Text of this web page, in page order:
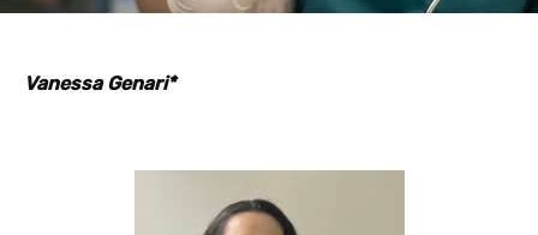
Vanessa Genari*